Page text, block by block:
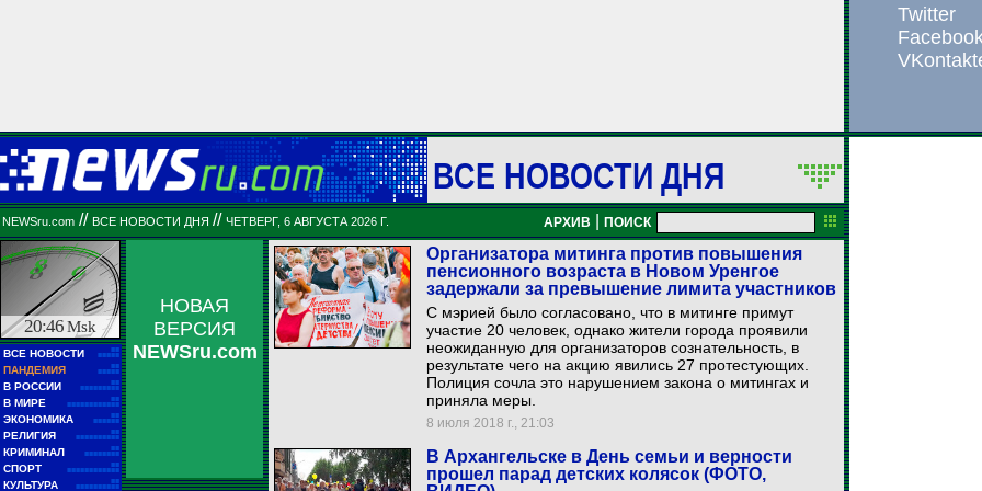
ВСЕ НОВОСТИ ДНЯ
NEWSru.com // ВСЕ НОВОСТИ ДНЯ // ЧЕТВЕРГ, 6 АВГУСТА 2026 Г. АРХИВ ПОИСК
20:46Msk
ВСЕ НОВОСТИ ■■
■■■■■
ПАНДЕМИЯ ■■
■■■■■
В РОССИИ ■■
■■■■■■■■■
В МИРЕ ■■
■■■■■■■■■■■■
ЭКОНОМИКА ■■
■■■■■■
РЕЛИГИЯ ■■
■■■■■■■■■■
КРИМИНАЛ ■■
■■■■■■■■
СПОРТ ■■
■■■■■■■■■■■■
КУЛЬТУРА ■■
■■■■■■■■■■
НОВАЯ
ВЕРСИЯ
NEWSru.com
Организатора митинга против повышения
пенсионного возраста в Новом Уренгое
задержали за превышение лимита участников
С мэрией было согласовано, что в митинге примут
участие 20 человек, однако жители города проявили
неожиданную для организаторов сознательность, в
результате чего на акцию явились 27 протестующих.
Полиция сочла это нарушением закона о митингах и
приняла меры.
8 июля 2018 г., 21:03
В Архангельске в День семьи и верности
прошел парад детских колясок (ФОТО,
Twitter